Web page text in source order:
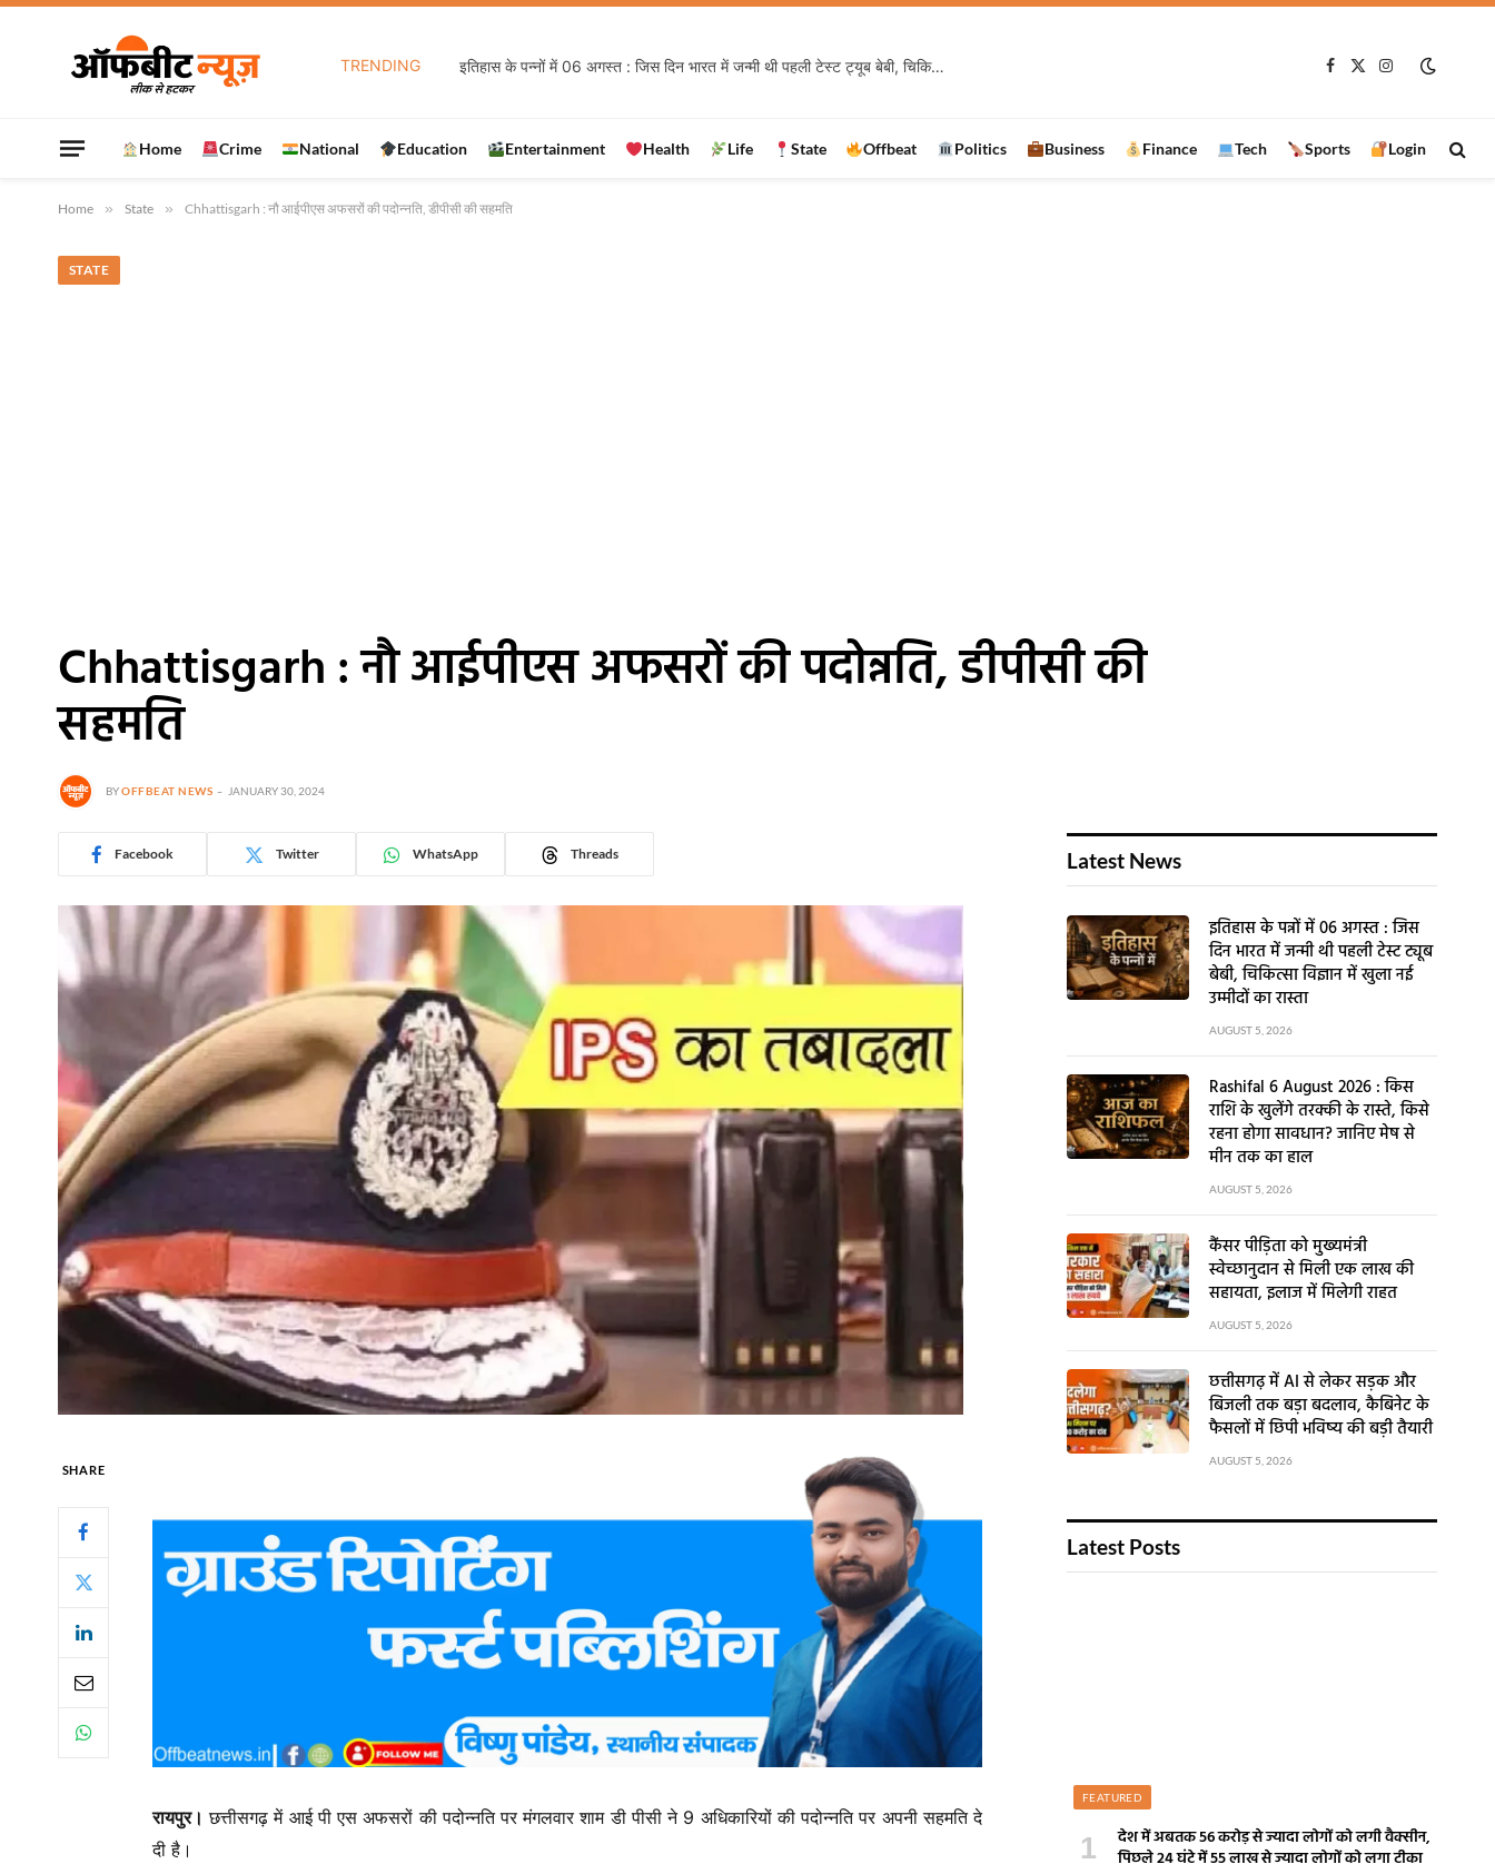
TRENDING इतिहास के पन्नों में 06 अगस्त : जिस दिन भारत में जन्मी थी पहली टेस्ट ट्यूब बेबी, चिकित्सा विज्ञान में खुला नई उम्मीदों का रास्ता
Facebook
X
Instagram
Home Crime National Education Entertainment Health Life State Offbeat Politics Business Finance Tech Sports Login
Home » State » Chhattisgarh : नौ आईपीएस अफसरों की पदोन्नति, डीपीसी की सहमति
STATE
Chhattisgarh : नौ आईपीएस अफसरों की पदोन्नति, डीपीसी की
सहमति
BYOFFBEAT NEWS JANUARY 30, 2024
Facebook Twitter WhatsApp Threads
SHARE
रायपुर। छत्तीसगढ़ में आई पी एस अफसरों की पदोन्नति पर मंगलवार शाम डी पीसी ने 9 अधिकारियों की पदोन्नति पर अपनी सहमति दे
दी है।
Latest News
इतिहास के पन्नों में 06 अगस्त : जिस
दिन भारत में जन्मी थी पहली टेस्ट ट्यूब
बेबी, चिकित्सा विज्ञान में खुला नई
उम्मीदों का रास्ता
AUGUST 5, 2026
Rashifal 6 August 2026 : किस
राशि के खुलेंगे तरक्की के रास्ते, किसे
रहना होगा सावधान? जानिए मेष से
मीन तक का हाल
AUGUST 5, 2026
कैंसर पीड़िता को मुख्यमंत्री
स्वेच्छानुदान से मिली एक लाख की
सहायता, इलाज में मिलेगी राहत
AUGUST 5, 2026
छत्तीसगढ़ में AI से लेकर सड़क और
बिजली तक बड़ा बदलाव, कैबिनेट के
फैसलों में छिपी भविष्य की बड़ी तैयारी
AUGUST 5, 2026
Latest Posts
FEATURED
देश में अबतक 56 करोड़ से ज्यादा लोगों को लगी वैक्सीन,
पिछले 24 घंटे में 55 लाख से ज्यादा लोगों को लगा टीका